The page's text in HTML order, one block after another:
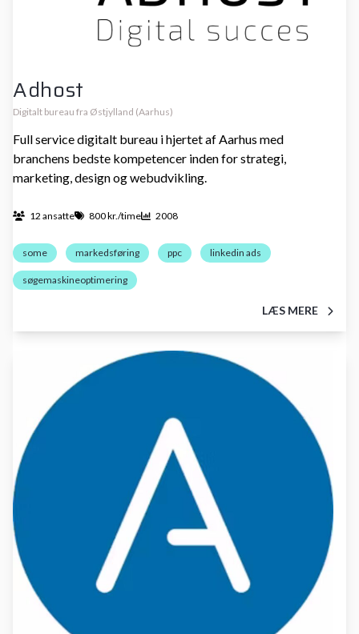
Adhost
Digitalt bureau fra Østjylland (Aarhus)
Full service digitalt bureau i hjertet af Aarhus med
branchens bedste kompetencer inden for strategi,
marketing, design og webudvikling.
12 ansatte 800 kr./time 2008
some markedsføring ppc linkedin ads
søgemaskineoptimering
LÆS MERE